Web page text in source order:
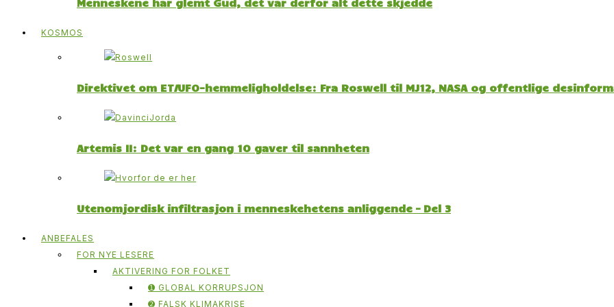
KOSMOS
Direktivet om ET/UFO-hemmeligholdelse: Fra Roswell til MJ12, NASA og offentlige
Artemis II: Det var en gang 10 gaver til sannheten
Utenomjordisk infiltrasjon i menneskehetens anliggende – Del 3
ANBEFALES
FOR NYE LESERE
AKTIVERING FOR FOLKET
➊ GLOBAL KORRUPSJON
➋ FALSK KLIMAKRISE